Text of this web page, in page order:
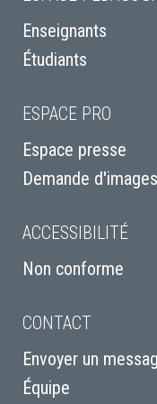
Enseignants
Étudiants
ESPACE PRO
Espace presse
Demande
ACCESSIBILITÉ
Non conforme
CONTACT
Envoyer un
Équipe